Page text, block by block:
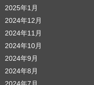
2025年1月
2024年12月
2024年11月
2024年10月
2024年9月
2024年8月